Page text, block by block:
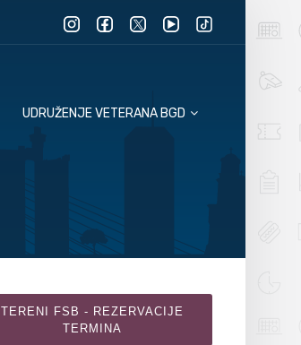
UDRUŽENJE VETERANA BGD
TERENI FSB - REZERVACIJE
TERMINA